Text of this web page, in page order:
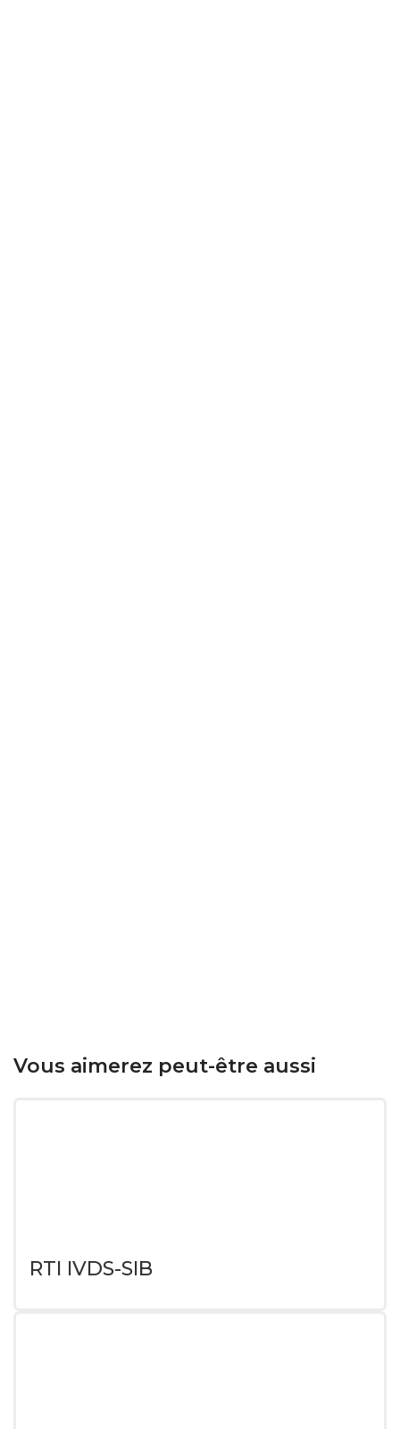
Vous aimerez peut-être aussi
RTI IVDS-SIB